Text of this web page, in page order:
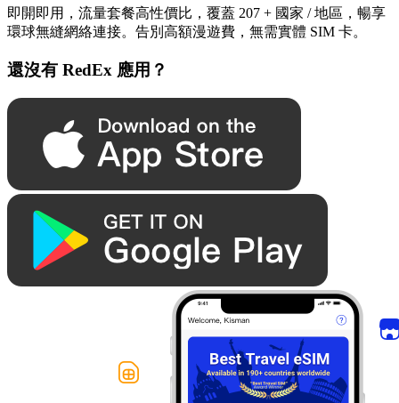
即開即用，流量套餐高性價比，覆蓋 207 + 國家 / 地區，暢享
環球無縫網絡連接。告別高額漫遊費，無需實體 SIM 卡。
還沒有 RedEx 應用？